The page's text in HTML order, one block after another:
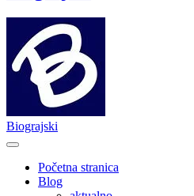
Biograjski
Početna stranica
Blog